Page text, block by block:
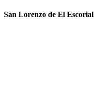
San Lorenzo de El Escorial